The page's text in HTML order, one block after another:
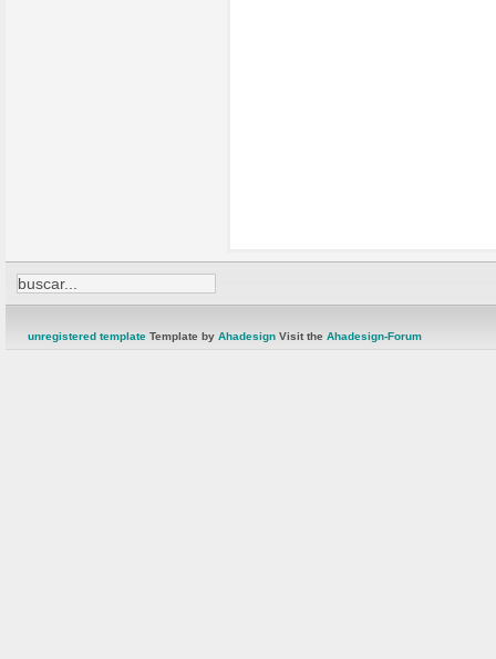
unregistered template Template by Ahadesign Visit the Ahadesign-Forum